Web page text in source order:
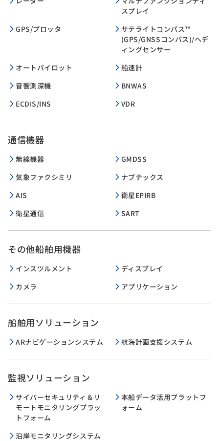
スプレイ
GPS/プロッタ
サテライトコンパス™
(GPS/GNSSコンパス)/ヘデ
ィングセンサー
オートパイロット
船速計
音響測深機
BNWAS
ECDIS/INS
VDR
通信機器
無線機器
GMDSS
気象ファクシミリ
ナブテックス
AIS
衛星EPIRB
衛星通信
SART
その他船舶用機器
インスツルメント
ディスプレイ
カメラ
アプリケーション
船舶用ソリューション
ARナビゲーションシステム 航海計画支援システム
監視ソリューション
サイバーセキュリティ＆リ
モートモニタリングプラッ
トフォーム
本船データ活用プラットフ
ォーム
沿岸モニタリングシステム